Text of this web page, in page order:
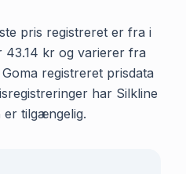
pris registreret er fra i
43.14 kr og varierer fra
registreret prisdata
har Silkline
er tilgængelig.